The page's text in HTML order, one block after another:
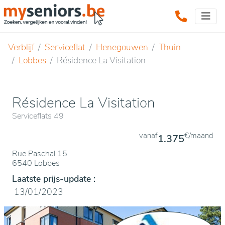
Verblijf Serviceflat Henegouwen
Thuin
Lobbes
Résidence La Visitation
Résidence La Visitation
Serviceflats 49
Rue Paschal 15
6540 Lobbes
vanaf1.375€/maand
Laatste prijs-update :
13/01/2023